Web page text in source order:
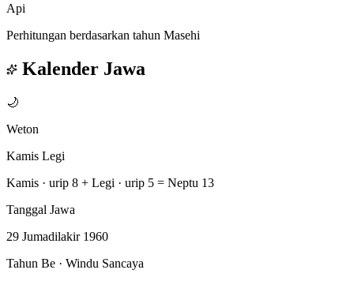
Api
Perhitungan berdasarkan tahun Masehi
Kalender Jawa
🌙
Weton
Kamis Legi
Kamis · urip 8 + Legi · urip 5 = Neptu 13
Tanggal Jawa
29 Jumadilakir 1960
Tahun Be · Windu Sancaya